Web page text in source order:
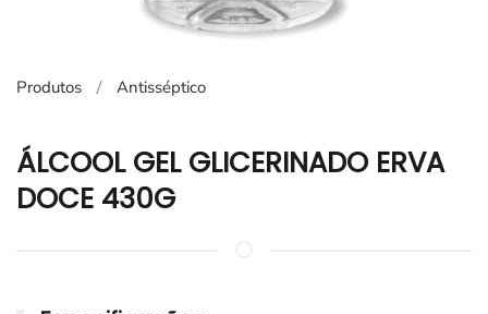
Produtos Antisséptico
ÁLCOOL GEL GLICERINADO ERVA
DOCE 430G